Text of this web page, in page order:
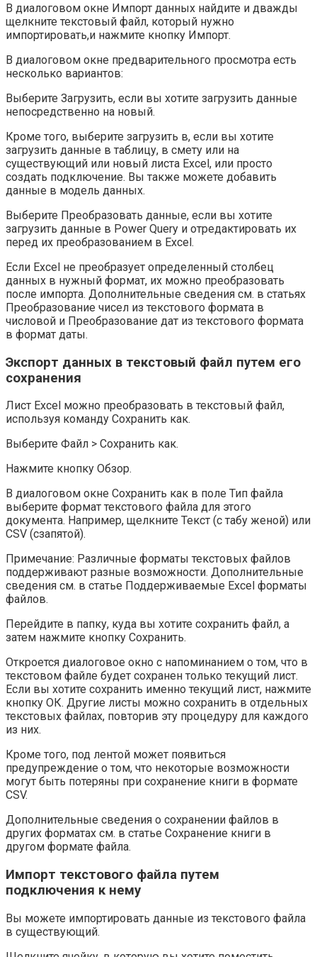
В диалоговом окне Импорт данных найдите и дважды
щелкните текстовый файл, который нужно
импортировать,и нажмите кнопку Импорт.
В диалоговом окне предварительного просмотра есть
несколько вариантов:
Выберите Загрузить, если вы хотите загрузить данные
непосредственно на новый.
Кроме того, выберите загрузить в, если вы хотите
загрузить данные в таблицу, в смету или на
существующий или новый листа Excel, или просто
создать подключение. Вы также можете добавить
данные в модель данных.
Выберите Преобразовать данные, если вы хотите
загрузить данные в Power Query и отредактировать их
перед их преобразованием в Excel.
Если Excel не преобразует определенный столбец
данных в нужный формат, их можно преобразовать
после импорта. Дополнительные сведения см. в статьях
Преобразование чисел из текстового формата в
числовой и Преобразование дат из текстового формата
в формат даты.
Экспорт данных в текстовый файл путем его
сохранения
Лист Excel можно преобразовать в текстовый файл,
используя команду Сохранить как.
Выберите Файл > Сохранить как.
Нажмите кнопку Обзор.
В диалоговом окне Сохранить как в поле Тип файла
выберите формат текстового файла для этого
документа. Например, щелкните Текст (с табу женой) или
CSV (сзапятой).
Примечание: Различные форматы текстовых файлов
поддерживают разные возможности. Дополнительные
сведения см. в статье Поддерживаемые Excel форматы
файлов.
Перейдите в папку, куда вы хотите сохранить файл, а
затем нажмите кнопку Сохранить.
Откроется диалоговое окно с напоминанием о том, что в
текстовом файле будет сохранен только текущий лист.
Если вы хотите сохранить именно текущий лист, нажмите
кнопку ОК. Другие листы можно сохранить в отдельных
текстовых файлах, повторив эту процедуру для каждого
из них.
Кроме того, под лентой может появиться
предупреждение о том, что некоторые возможности
могут быть потеряны при сохранение книги в формате
CSV.
Дополнительные сведения о сохранении файлов в
других форматах см. в статье Сохранение книги в
другом формате файла.
Импорт текстового файла путем
подключения к нему
Вы можете импортировать данные из текстового файла
в существующий.